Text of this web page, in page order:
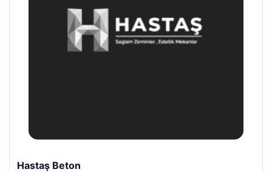
Prenses Night Club